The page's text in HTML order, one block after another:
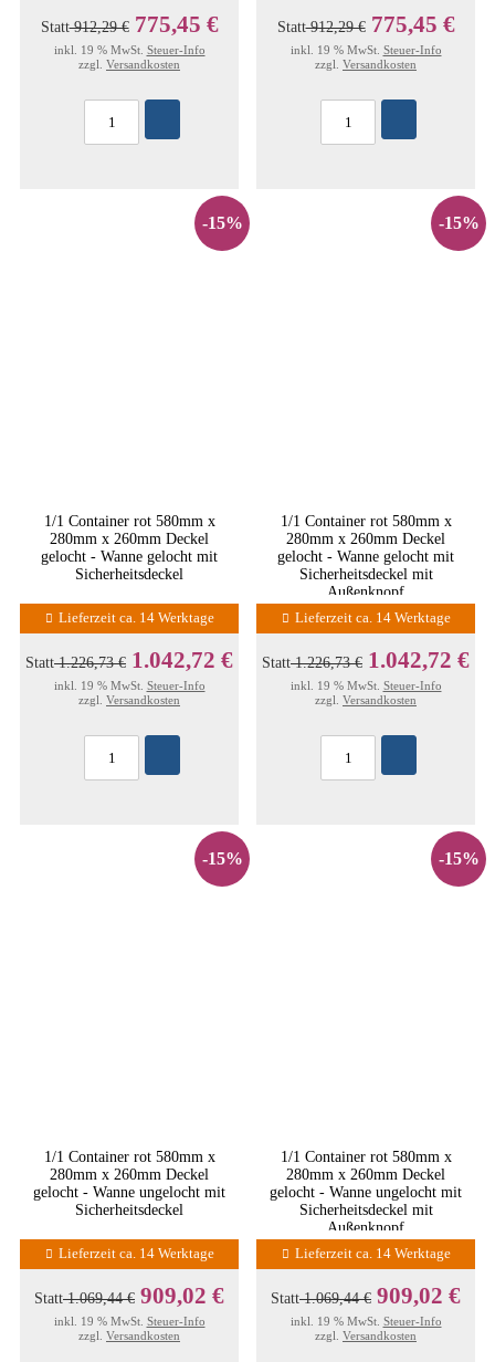
Statt912,29 € 775,45 €
inkl. 19 % MwSt. Steuer-Info
zzgl. Versandkosten
Statt912,29 € 775,45 €
inkl. 19 % MwSt. Steuer-Info
zzgl. Versandkosten
-15%
1/1 Container rot 580mm x
280mm x 260mm Deckel
gelocht - Wanne gelocht mit
Sicherheitsdeckel
Lieferzeit ca. 14 Werktage
Statt1.226,73 € 1.042,72 €
inkl. 19 % MwSt. Steuer-Info
zzgl. Versandkosten
-15%
1/1 Container rot 580mm x
280mm x 260mm Deckel
gelocht - Wanne gelocht mit
Sicherheitsdeckel mit
Außenknopf
Lieferzeit ca. 14 Werktage
Statt1.226,73 € 1.042,72 €
inkl. 19 % MwSt. Steuer-Info
zzgl. Versandkosten
-15%
1/1 Container rot 580mm x
280mm x 260mm Deckel
gelocht - Wanne ungelocht mit
Sicherheitsdeckel
Lieferzeit ca. 14 Werktage
Statt1.069,44 € 909,02 €
inkl. 19 % MwSt. Steuer-Info
zzgl. Versandkosten
-15%
1/1 Container rot 580mm x
280mm x 260mm Deckel
gelocht - Wanne ungelocht mit
Sicherheitsdeckel mit
Außenknopf
Lieferzeit ca. 14 Werktage
Statt1.069,44 € 909,02 €
inkl. 19 % MwSt. Steuer-Info
zzgl. Versandkosten